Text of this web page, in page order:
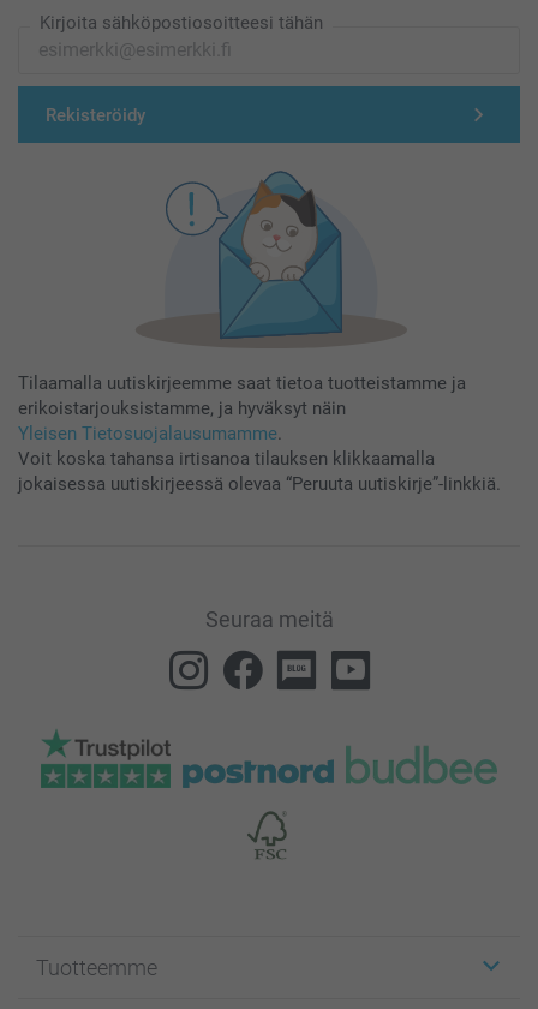
Kirjoita sähköpostiosoitteesi tähän
Rekisteröidy
Tilaamalla uutiskirjeemme saat tietoa tuotteistamme ja
erikoistarjouksistamme, ja hyväksyt näin
Yleisen Tietosuojalausumamme.
Voit koska tahansa irtisanoa tilauksen klikkaamalla
jokaisessa uutiskirjeessä olevaa “Peruuta uutiskirje”-linkkiä.
Seuraa meitä
Tuotteemme